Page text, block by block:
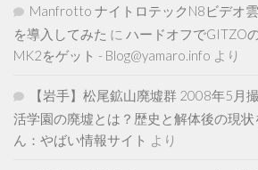
Manfrotto ナイトロテックN8ビデオ
を導入してみた に ハードオフでGITZO
MK2をゲット - Blog@yamaro.info より
【岩手】松尾鉱山廃墟群 2008年5月
活学園の廃墟とは？歴史と解体後の現
ん：やばい情報サイト より